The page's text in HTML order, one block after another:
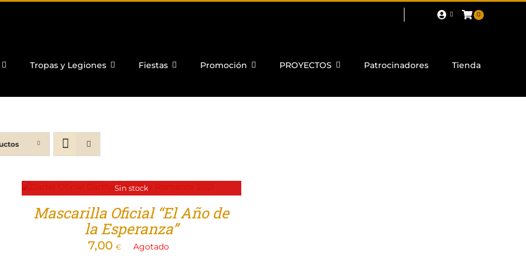
0
Tropas y Legiones Fiestas Promoción PROYECTOS Patrocinadores Tienda
Sin stock
Mascarilla Oficial “El Año de
la Esperanza”
7,00 € Agotado